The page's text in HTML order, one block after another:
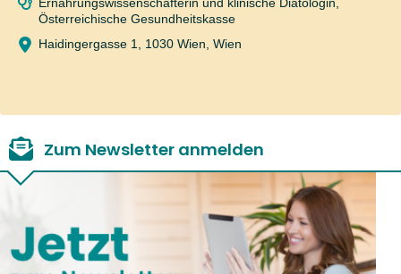
Ernährungswissenschafterin und klinische Diätologin,
Österreichische Gesundheitskasse
Haidingergasse 1, 1030 Wien, Wien
Zum Newsletter anmelden